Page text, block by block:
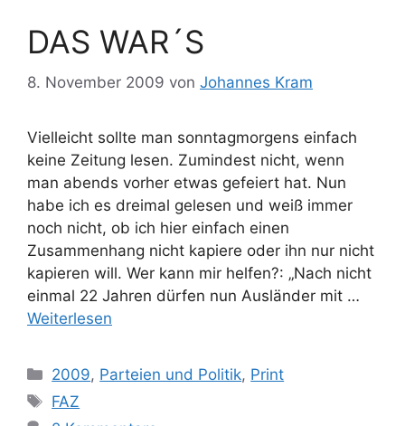
DAS WAR´S
8. November 2009 von Johannes Kram
Vielleicht sollte man sonntagmorgens einfach
keine Zeitung lesen. Zumindest nicht, wenn
man abends vorher etwas gefeiert hat. Nun
habe ich es dreimal gelesen und weiß immer
noch nicht, ob ich hier einfach einen
Zusammenhang nicht kapiere oder ihn nur nicht
kapieren will. Wer kann mir helfen?: „Nach nicht
einmal 22 Jahren dürfen nun Ausländer mit …
Weiterlesen
Kategorien
2009, Parteien und Politik, Print
Schlagwörter
FAZ